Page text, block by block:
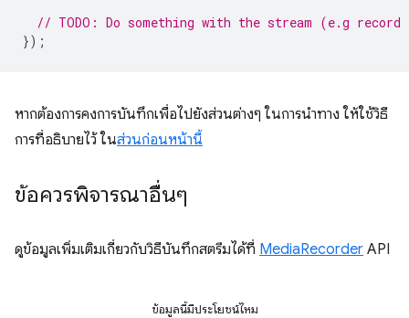
// TODO: Do something with the stream (e.g
});
หากต้องการคงการบันทึกเพื่อไปยังส่วนต่างๆ ในการนำทาง ให้ใช้วิธี
การที่อธิบายไว้ ในส่วนก่อนหน้านี้
ข้อควรพิจารณาอื่นๆ
ดูข้อมูลเพิ่มเติมเกี่ยวกับวิธีบันทึกสตรีมได้ที่ MediaRecorder API
ข้อมูลนี้มีประโยชน์ไหม